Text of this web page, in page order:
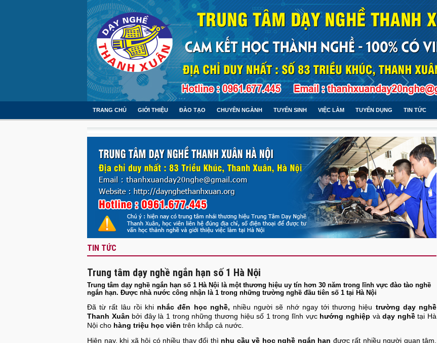
TRANG CHỦ GIỚI THIỆU ĐÀO TẠO CHUYÊN NGÀNH TUYỂN SINH VIỆC LÀM TUYỂN DỤNG TIN TỨC
TIN TỨC
Trung tâm dạy nghề ngắn hạn số 1 Hà Nội
Trung tâm dạy nghề ngắn hạn số 1 Hà Nội là một thương hiệu uy tín hơn 30 năm trong lĩnh vực đào tào nghề
ngắn hạn. Được nhà nước công nhận là 1 trong những trường nghề đầu tiên số 1 tại Hà Nội
Đã từ rất lâu rồi khi nhắc đến học nghề, nhiều người sẽ nhớ ngay tới thương hiệu trường dạy nghề
Thanh Xuân bởi đây là 1 trong những thương hiệu số 1 trong lĩnh vực hướng nghiệp vàdạy nghềtại Hà
Nội cho hàng triệu học viên trên khắp cả nước.
Hiện nay, khi xã hội có nhiều thay đổi thì nhu cầu về học nghề ngắn hạn được rất nhiều người quan tâm.